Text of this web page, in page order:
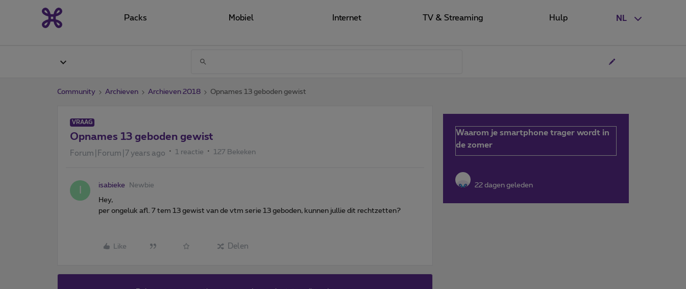
NL
Packs Mobiel Internet TV & Streaming Hulp
Community Archieven Archieven 2018 Opnames 13 geboden gewist
VRAAG
Opnames 13 geboden gewist
Forum|Forum|7 years ago 1 reactie 127 Bekeken
isabieke Newbie
Hey,
per ongeluk afl. 7 tem 13 gewist van de vtm serie 13 geboden, kunnen jullie dit rechtzetten?
Like Delen
Waarom je smartphone trager wordt in
de zomer
22 dagen geleden